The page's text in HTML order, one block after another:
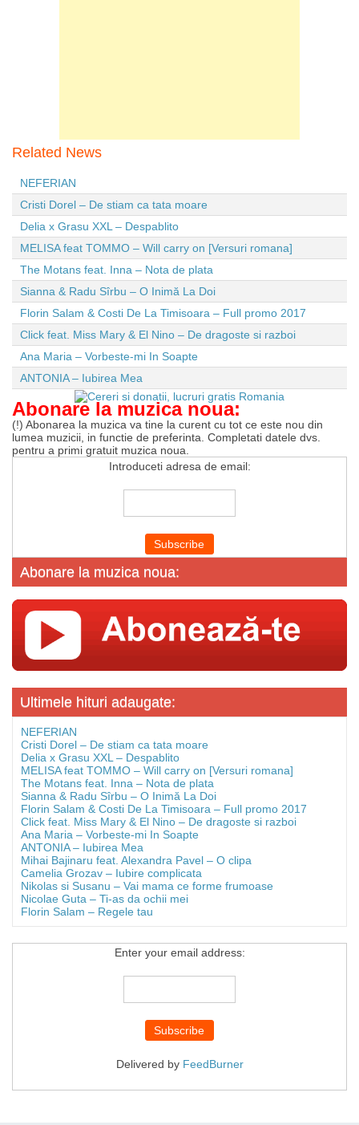
Related News
NEFERIAN
Cristi Dorel – De stiam ca tata moare
Delia x Grasu XXL – Despablito
MELISA feat TOMMO – Will carry on [Versuri romana]
The Motans feat. Inna – Nota de plata
Sianna & Radu Sîrbu – O Inimă La Doi
Florin Salam & Costi De La Timisoara – Full promo 2017
Click feat. Miss Mary & El Nino – De dragoste si razboi
Ana Maria – Vorbeste-mi In Soapte
ANTONIA – Iubirea Mea
Abonare la muzica noua:
(!) Abonarea la muzica va tine la curent cu tot ce este nou din
lumea muzicii, in functie de preferinta. Completati datele dvs.
pentru a primi gratuit muzica noua.
Introduceti adresa de email:
Abonare la muzica noua:
Ultimele hituri adaugate:
NEFERIAN
Cristi Dorel – De stiam ca tata moare
Delia x Grasu XXL – Despablito
MELISA feat TOMMO – Will carry on [Versuri romana]
The Motans feat. Inna – Nota de plata
Sianna & Radu Sîrbu – O Inimă La Doi
Florin Salam & Costi De La Timisoara – Full promo 2017
Click feat. Miss Mary & El Nino – De dragoste si razboi
Ana Maria – Vorbeste-mi In Soapte
ANTONIA – Iubirea Mea
Mihai Bajinaru feat. Alexandra Pavel – O clipa
Camelia Grozav – Iubire complicata
Nikolas si Susanu – Vai mama ce forme frumoase
Nicolae Guta – Ti-as da ochii mei
Florin Salam – Regele tau
Enter your email address:
Delivered by FeedBurner